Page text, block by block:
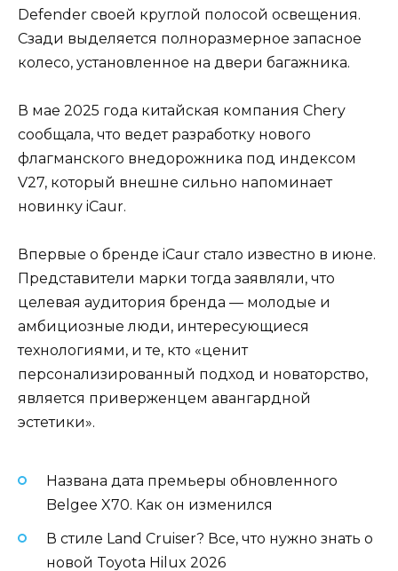
Defender своей круглой полосой освещения.
Сзади выделяется полноразмерное запасное
колесо, установленное на двери багажника.
В мае 2025 года китайская компания Chery
сообщала, что ведет разработку нового
флагманского внедорожника под индексом
V27, который внешне сильно напоминает
новинку iCaur.
Впервые о бренде iCaur стало известно в июне.
Представители марки тогда заявляли, что
целевая аудитория бренда — молодые и
амбициозные люди, интересующиеся
технологиями, и те, кто «ценит
персонализированный подход и новаторство,
является приверженцем авангардной
эстетики».
Названа дата премьеры обновленного
Belgee X70. Как он изменился
В стиле Land Cruiser? Все, что нужно знать о
новой Toyota Hilux 2026